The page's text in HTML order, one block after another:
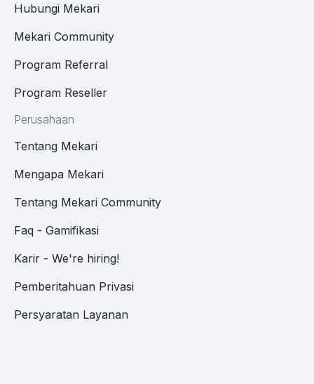
Hubungi Mekari
Mekari Community
Program Referral
Program Reseller
Perusahaan
Tentang Mekari
Mengapa Mekari
Tentang Mekari Community
Faq - Gamifikasi
Karir - We're hiring!
Pemberitahuan Privasi
Persyaratan Layanan